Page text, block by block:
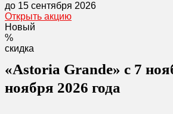
до 15 сентября 2026
Открыть акцию
Новый
%
скидка
«Astoria Grande» с 7
ноября 2026 года